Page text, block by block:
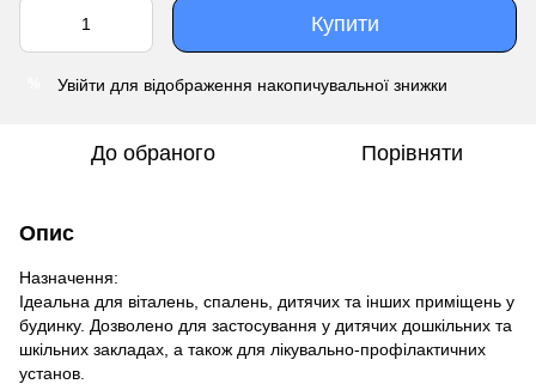
Купити
Увійти для відображення накопичувальної знижки
До обраного Порівняти
Опис
Назначення:
Ідеальна для віталень, спалень, дитячих та інших приміщень у
будинку. Дозволено для застосування у дитячих дошкільних та
шкільних закладах, а також для лікувально-профілактичних
установ.